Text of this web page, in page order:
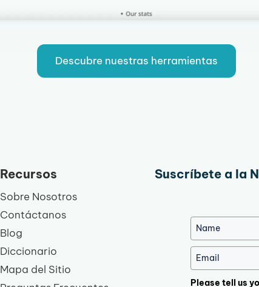
Descubre nuestras herramientas
Recursos
Sobre Nosotros
Contáctanos
Blog
Diccionario
Mapa del Sitio
Suscríbete a la
Please tell us